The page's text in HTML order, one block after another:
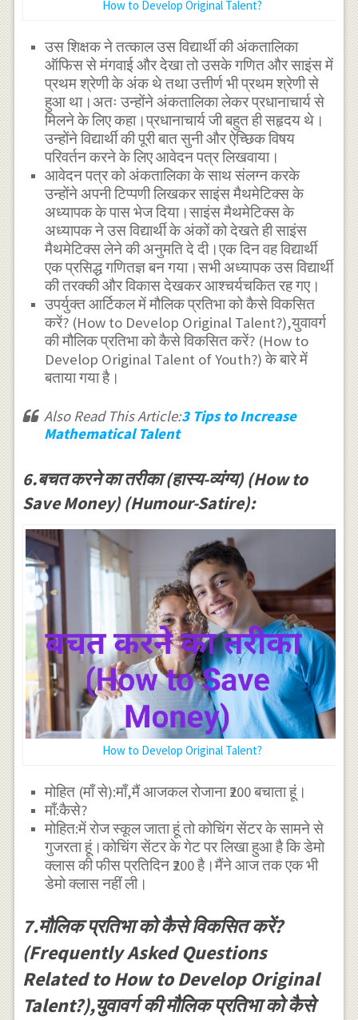
How to Develop Original Talent?
उस शिक्षक ने तत्काल उस विद्यार्थी की अंकतालिका
ऑफिस से मंगवाई और देखा तो उसके गणित और साइंस में
प्रथम श्रेणी के अंक थे तथा उत्तीर्ण भी प्रथम श्रेणी से
हुआ था।अतः उन्होंने अंकतालिका लेकर प्रधानाचार्य से
मिलने के लिए कहा।प्रधानाचार्य जी बहुत ही सहृदय थे।
उन्होंने विद्यार्थी की पूरी बात सुनी और ऐच्छिक विषय
परिवर्तन करने के लिए आवेदन पत्र लिखवाया।
आवेदन पत्र को अंकतालिका के साथ संलग्न करके
उन्होंने अपनी टिप्पणी लिखकर साइंस मैथमेटिक्स के
अध्यापक के पास भेज दिया।साइंस मैथमेटिक्स के
अध्यापक ने उस विद्यार्थी के अंकों को देखते ही साइंस
मैथमेटिक्स लेने की अनुमति दे दी।एक दिन वह विद्यार्थी
एक प्रसिद्ध गणितज्ञ बन गया।सभी अध्यापक उस विद्यार्थी
की तरक्की और विकास देखकर आश्चर्यचकित रह गए।
उपर्युक्त आर्टिकल में मौलिक प्रतिभा को कैसे विकसित
करें? (How to Develop Original Talent?),युवावर्ग
की मौलिक प्रतिभा को कैसे विकसित करें? (How to
Develop Original Talent of Youth?) के बारे में
बताया गया है।
Also Read This Article:3 Tips to Increase
Mathematical Talent
6.बचत करने का तरीका (हास्य-व्यंग्य) (How to
Save Money) (Humour-Satire):
How to Develop Original Talent?
मोहित (माँ से):माँ,मैं आजकल रोजाना ₹200 बचाता हूं।
माँ:कैसे?
मोहित:में रोज स्कूल जाता हूं तो कोचिंग सेंटर के सामने से
गुजरता हूं।कोचिंग सेंटर के गेट पर लिखा हुआ है कि डेमो
क्लास की फीस प्रतिदिन ₹200 है।मैंने आज तक एक भी
डेमो क्लास नहीं ली।
7.मौलिक प्रतिभा को कैसे विकसित करें?
(Frequently Asked Questions
Related to How to Develop Original
Talent?),युवावर्ग की मौलिक प्रतिभा को कैसे